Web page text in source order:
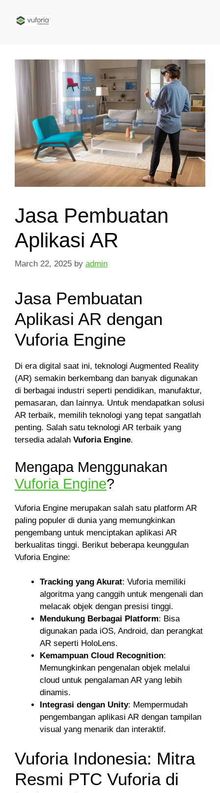
Jasa Pembuatan
Aplikasi AR
March 22, 2025 by admin
Jasa Pembuatan
Aplikasi AR dengan
Vuforia Engine
Di era digital saat ini, teknologi Augmented Reality
(AR) semakin berkembang dan banyak digunakan
di berbagai industri seperti pendidikan, manufaktur,
pemasaran, dan lainnya. Untuk mendapatkan solusi
AR terbaik, memilih teknologi yang tepat sangatlah
penting. Salah satu teknologi AR terbaik yang
tersedia adalah Vuforia Engine.
Mengapa Menggunakan
Vuforia Engine?
Vuforia Engine merupakan salah satu platform AR
paling populer di dunia yang memungkinkan
pengembang untuk menciptakan aplikasi AR
berkualitas tinggi. Berikut beberapa keunggulan
Vuforia Engine:
Tracking yang Akurat: Vuforia memiliki
algoritma yang canggih untuk mengenali dan
melacak objek dengan presisi tinggi.
Mendukung Berbagai Platform: Bisa
digunakan pada iOS, Android, dan perangkat
AR seperti HoloLens.
Kemampuan Cloud Recognition:
Memungkinkan pengenalan objek melalui
cloud untuk pengalaman AR yang lebih
dinamis.
Integrasi dengan Unity: Mempermudah
pengembangan aplikasi AR dengan tampilan
visual yang menarik dan interaktif.
Vuforia Indonesia: Mitra
Resmi PTC Vuforia di